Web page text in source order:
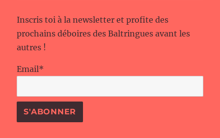
Inscris toi à la newsletter et profite des
prochains déboires des Baltringues avant les
autres !
Email*